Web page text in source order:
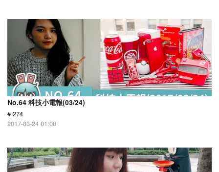
No.64 科技小電報(03/24)
# 274
2017-03-24 01:00